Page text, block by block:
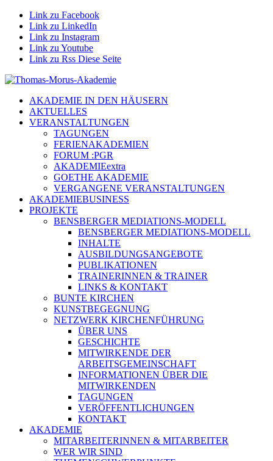
Link zu Facebook
Link zu LinkedIn
Link zu Instagram
Link zu Youtube
Link zu Rss Diese Seite
AKADEMIE IN DEN HÄUSERN
AKTUELLES
VERANSTALTUNGEN
TAGUNGEN
FERIENAKADEMIEN
FORUM :PGR
AKADEMIEextra
GOETHE AKADEMIE
VERGANGENE VERANSTALTUNGEN
AKADEMIEBUSINESS
PROJEKTE
BENSBERGER MEDIATIONS-MODELL
BENSBERGER MEDIATIONS-MODELL
INHALTE
AUSBILDUNGSANGEBOTE
PUBLIKATIONEN
TRAINERINNEN & TRAINER
LINKS & KONTAKT
BUNTE KIRCHEN
KUNSTBEGEGNUNG
NETZWERK KIRCHENFÜHRUNG
ÜBER UNS
GESCHICHTE
MITWIRKENDE DER
ARBEITSGEMEINSCHAFT
INFORMATIONEN ÜBER DIE
MITWIRKENDEN
TAGUNGEN
VERÖFFENTLICHUNGEN
KONTAKT
AKADEMIE
MITARBEITERINNEN & MITARBEITER
WER WIR SIND